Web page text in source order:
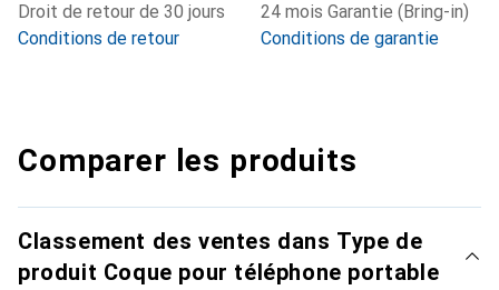
Droit de retour de 30 jours
Conditions de retour
24 mois Garantie (Bring-in)
Conditions de garantie
Comparer les produits
Classement des ventes dans Type de
produit Coque pour téléphone portable